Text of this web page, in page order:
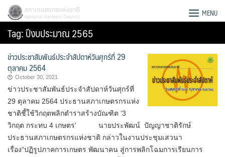
Skip
content
สภาเกษตรกรแห่งชาติ MENU
Tag:ปีงบประมาณ 2565
ข่าวประชาสัมพันธ์ประจำสัปดาห์วันศุกร์ที่ 29
ตุลาคม 2564
October 30, 2021
ข่าวประชาสัมพันธ์ประจำสัปดาห์วันศุกร์ที่
29 ตุลาคม 2564 ประธานสภาเกษตรกรแห่ง
ชาติชี้ใช้วิกฤตพลิกตำราสร้างบัณฑิต ‘3
วิกฤต กระทบ 4 เกษตร’ นายประพัฒน์ ปัญญาชาติรักษ์
ประธานสภาเกษตรกรแห่งชาติ กล่าวในงานประชุมเสวนา
เรื่อง“ปฏิรูปภาคการเกษตร พัฒนาคน สู่การพลิกโฉมการเรียนการ